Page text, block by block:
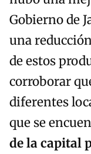
Gobierno de
una
de estos
corroborar
diferentes
que se
de la capital